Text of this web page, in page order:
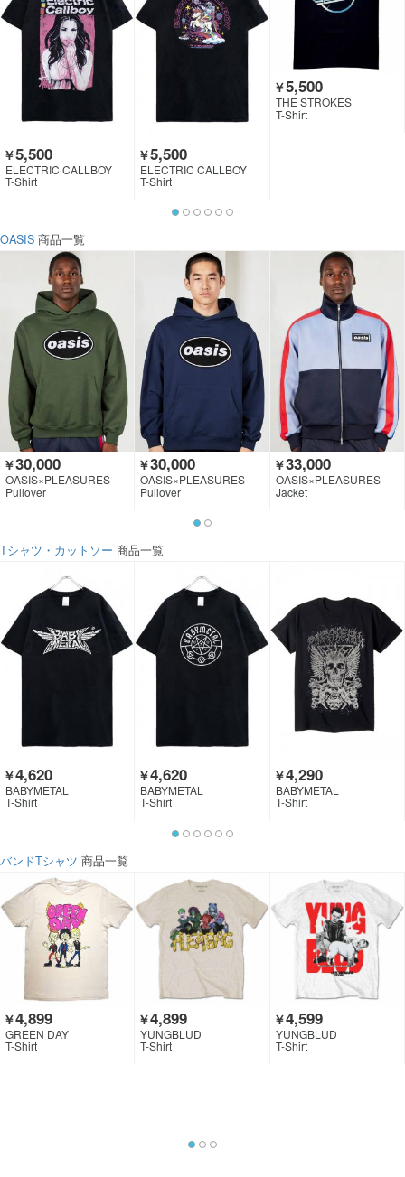
￥5,500
ELECTRIC CALLBOY
T-Shirt
￥5,500
ELECTRIC CALLBOY
T-Shirt
￥5,500
THE STROKES
T-Shirt
OASIS 商品一覧
￥30,000
OASIS×PLEASURES
Pullover
￥30,000
OASIS×PLEASURES
Pullover
￥33,000
OASIS×PLEASURES
Jacket
Tシャツ・カットソー 商品一覧
￥4,620
BABYMETAL
T-Shirt
￥4,620
BABYMETAL
T-Shirt
￥4,290
BABYMETAL
T-Shirt
バンドTシャツ 商品一覧
￥4,899
GREEN DAY
T-Shirt
￥4,899
YUNGBLUD
T-Shirt
￥4,599
YUNGBLUD
T-Shirt